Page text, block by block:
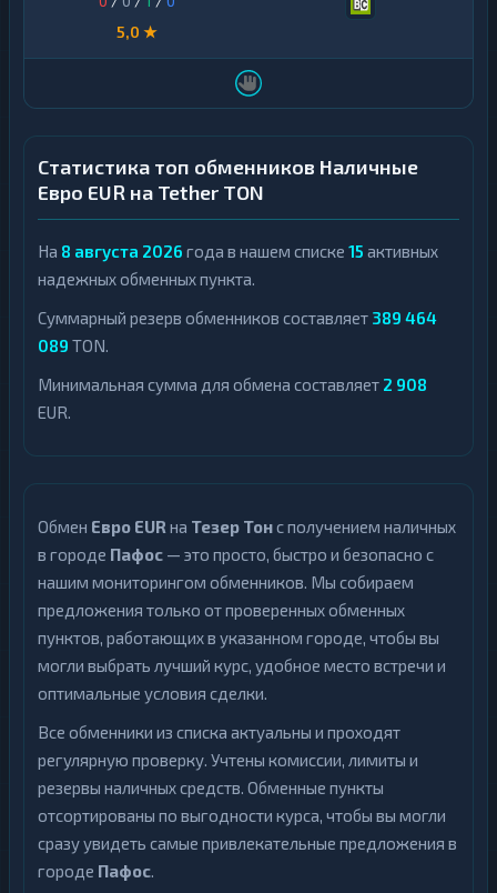
5,0 ★
Статистика топ обменников Наличные
Евро EUR на Tether TON
На 8 августа 2026 года в нашем списке 15 активных
надежных обменных пункта.
Суммарный резерв обменников составляет 389 464
089 TON.
Минимальная сумма для обмена составляет 2 908
EUR.
Обмен Евро EUR на Тезер Тонс получением наличных
в городе Пафос — это просто, быстро и безопасно с
нашим мониторингом обменников. Мы собираем
предложения только от проверенных обменных
пунктов, работающих в указанном городе, чтобы вы
могли выбрать лучший курс, удобное место встречи и
оптимальные условия сделки.
Все обменники из списка актуальны и проходят
регулярную проверку. Учтены комиссии, лимиты и
резервы наличных средств. Обменные пункты
отсортированы по выгодности курса, чтобы вы могли
сразу увидеть самые привлекательные предложения в
городе Пафос.